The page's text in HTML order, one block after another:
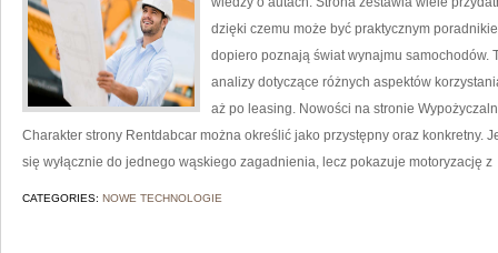
dzięki czemu może być praktycznym
dopiero poznają świat wynajmu samochodów.
analizy dotyczące różnych aspektów
aż po leasing. Nowości na stronie
Charakter strony Rentdabcar można określić jako przystępny oraz konkretny.
się wyłącznie do jednego wąskiego zagadnienia, lecz pokazuje motoryzację z
CATEGORIES: NOWE TECHNOLOGIE